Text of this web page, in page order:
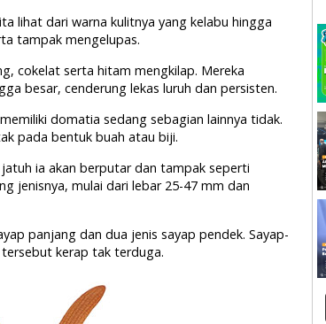
lihat dari warna kulitnya yang kelabu hingga
tampak mengelupas.
cokelat serta hitam mengkilap. Mereka
besar, cenderung lekas luruh dan persisten.
domatia sedang sebagian lainnya tidak.
pada bentuk buah atau biji.
ia akan berputar dan tampak seperti
jenisnya, mulai dari lebar 25-47 mm dan
panjang dan dua jenis sayap pendek. Sayap-
kerap tak terduga.